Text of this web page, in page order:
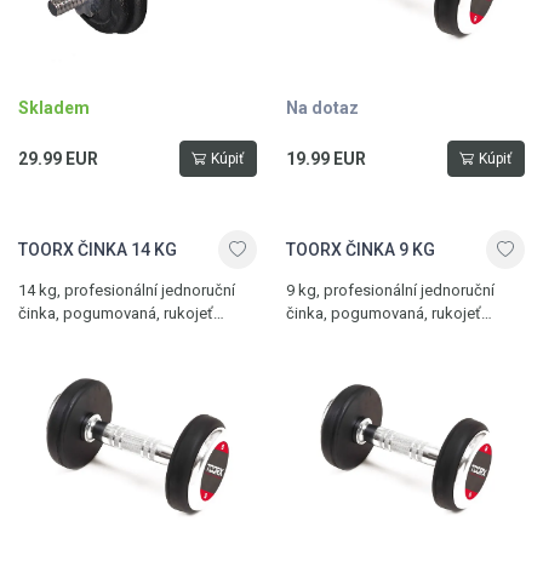
Skladem
29.99 EUR Kúpiť
Na dotaz
19.99 EUR Kúpiť
TOORX ČINKA 14 KG
14 kg, profesionální jednoruční
činka, pogumovaná, rukojeť
TOORX ČINKA 9 KG
9 kg, profesionální jednoruční
činka, pogumovaná, rukojeť